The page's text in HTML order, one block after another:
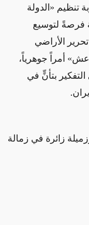
تنظيم «الدولة
فرصةً لتوسيع
الأراضي
أمراً جوهرياً،
بتأنٍّ في
زائرة في زمالة